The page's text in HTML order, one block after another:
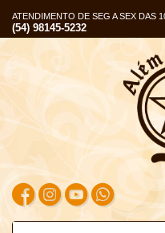
ATENDIMENTO DE SEG A SEX DAS
(54) 98145-5232